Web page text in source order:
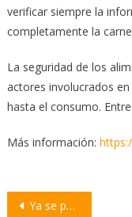
verificar siempre la
completamente la
La seguridad de los
actores involucrados
hasta el consumo.
Más información:
Navegación
Ya se puede llenar el formulario para mantener los subsidios energéticos